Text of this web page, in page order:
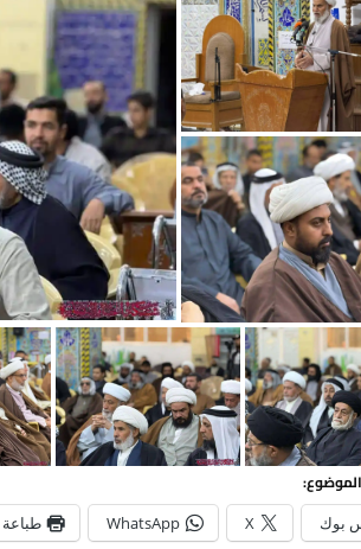
بوك X
WhatsApp طباعة